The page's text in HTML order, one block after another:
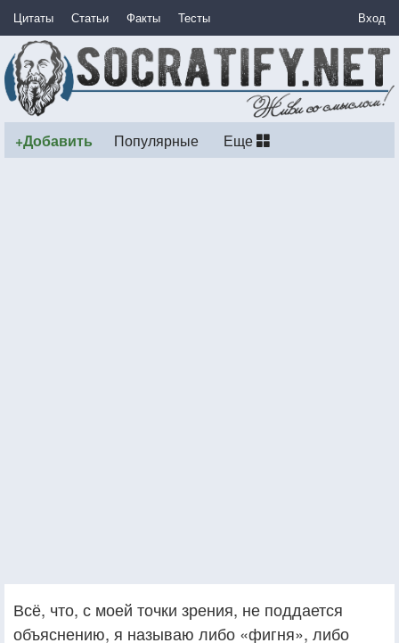
Цитаты Статьи Факты Тесты Вход
+Добавить Популярные Еще
Всё, что, с моей точки зрения, не поддается
объяснению, я называю либо «фигня», либо